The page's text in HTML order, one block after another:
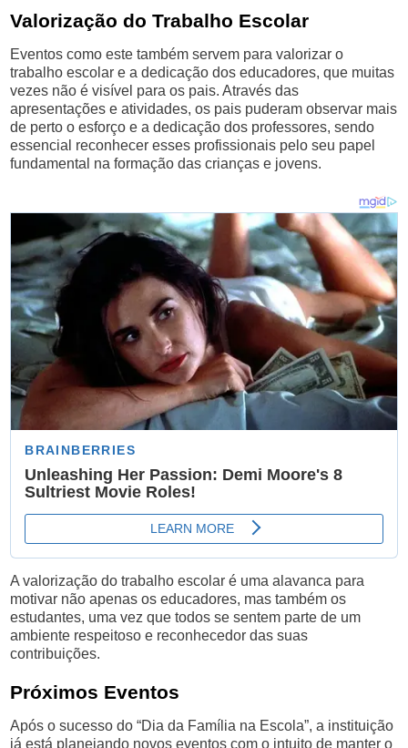
Valorização do Trabalho Escolar
Eventos como este também servem para valorizar o
trabalho escolar e a dedicação dos educadores, que muitas
vezes não é visível para os pais. Através das
apresentações e atividades, os pais puderam observar mais
de perto o esforço e a dedicação dos professores, sendo
essencial reconhecer esses profissionais pelo seu papel
fundamental na formação das crianças e jovens.
A valorização do trabalho escolar é uma alavanca para
motivar não apenas os educadores, mas também os
estudantes, uma vez que todos se sentem parte de um
ambiente respeitoso e reconhecedor das suas
contribuições.
Próximos Eventos
Após o sucesso do “Dia da Família na Escola”, a instituição
já está planejando novos eventos com o intuito de manter o